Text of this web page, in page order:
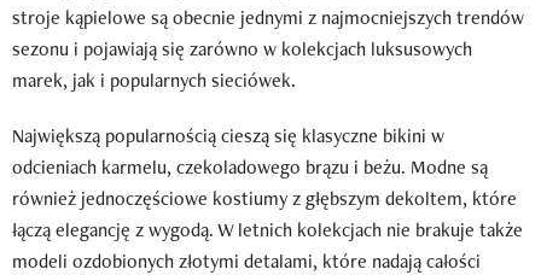
stroje kąpielowe są obecnie jednymi z najmocniejszych trendów
sezonu i pojawiają się zarówno w kolekcjach luksusowych
marek, jak i popularnych sieciówek.
Największą popularnością cieszą się klasyczne bikini w
odcieniach karmelu, czekoladowego brązu i beżu. Modne są
również jednoczęściowe kostiumy z głębszym dekoltem, które
łączą elegancję z wygodą. W letnich kolekcjach nie brakuje także
modeli ozdobionych złotymi detalami, które nadają całości